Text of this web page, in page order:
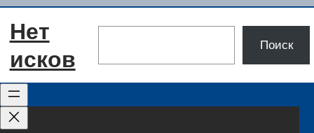
Перейти
Нет
исков
Поиск